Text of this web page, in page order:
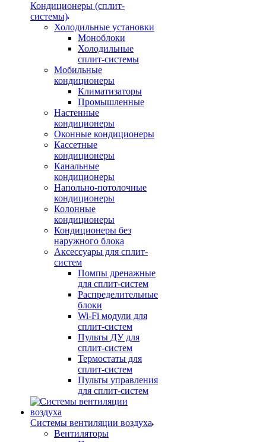
Кондиционеры (сплит-
системы)
Холодильные установки
Моноблоки
Холодильные
сплит-системы
Мобильные
кондиционеры
Климатизаторы
Промышленные
Настенные
кондиционеры
Оконные кондиционеры
Кассетные
кондиционеры
Канальные
кондиционеры
Напольно-потолочные
кондиционеры
Колонные
кондиционеры
Кондиционеры без
наружного блока
Аксессуары для сплит-
систем
Помпы дренажные
для сплит-систем
Распределительные
блоки
Wi-Fi модули для
сплит-систем
Пульты ДУ для
сплит-систем
Термостаты для
сплит-систем
Пульты управления
для сплит-систем
Системы вентиляции воздуха
Вентиляторы